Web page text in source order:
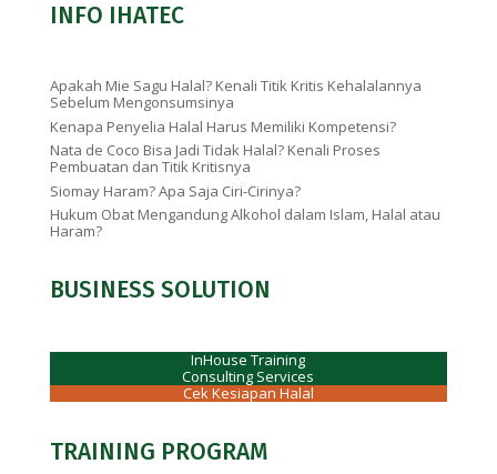
INFO IHATEC
Apakah Mie Sagu Halal? Kenali Titik Kritis Kehalalannya
Sebelum Mengonsumsinya
Kenapa Penyelia Halal Harus Memiliki Kompetensi?
Nata de Coco Bisa Jadi Tidak Halal? Kenali Proses
Pembuatan dan Titik Kritisnya
Siomay Haram? Apa Saja Ciri-Cirinya?
Hukum Obat Mengandung Alkohol dalam Islam, Halal atau
Haram?
BUSINESS SOLUTION
InHouse Training
Consulting Services
Cek Kesiapan Halal
TRAINING PROGRAM